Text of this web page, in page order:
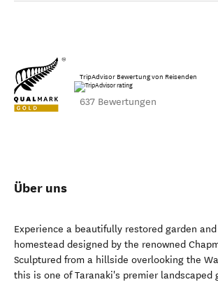
TripAdvisor Bewertung von Reisenden
637 Bewertungen
Über uns
Experience a beautifully restored garden
homestead designed by the renowned
Sculptured from a hillside overlooking the
this is one of Taranaki's premier landscaped